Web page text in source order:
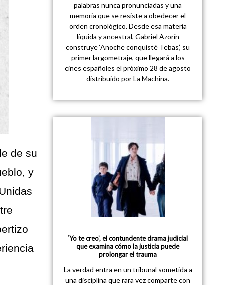
de su
y
palabras nunca pronunciadas y una
memoria que se resiste a obedecer el
orden cronológico. Desde esa materia
líquida y ancestral, Gabriel Azorín
construye ‘Anoche conquisté Tebas’, su
primer largometraje, que llegará a los
cines españoles el próximo 28 de agosto
distribuido por La Machina.
‘Yo te creo’, el contundente drama judicial
que examina cómo la justicia puede
prolongar el trauma
La verdad entra en un tribunal sometida a
una disciplina que rara vez comparte con